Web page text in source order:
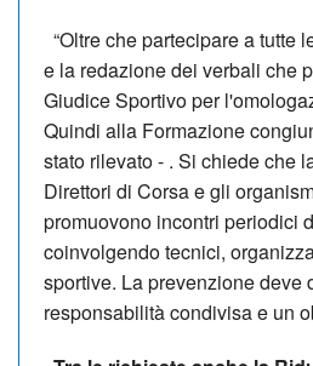
“Oltre che partecipare a tutte
e la redazione dei verbali che
Giudice Sportivo per
Quindi alla Formazione
stato rilevato - . Si chiede che
Direttori di Corsa e gli
promuovono incontri periodici
coinvolgendo tecnici,
sportive. La prevenzione deve
responsabilità condivisa e un